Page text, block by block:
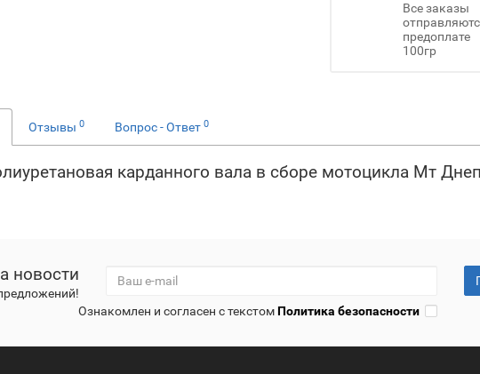
Все заказы
предоплате
100гр
Отзывы 0 Вопрос - Ответ 0
карданного вала в сборе мотоцикла Мт
новости
Ознакомлен и согласен с текстомПолитика безопасности